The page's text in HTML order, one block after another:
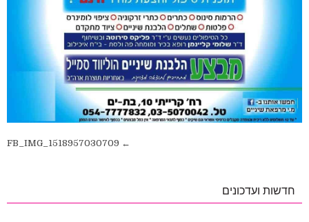
← FB_IMG_1518957030709
חדשות ועדכונים